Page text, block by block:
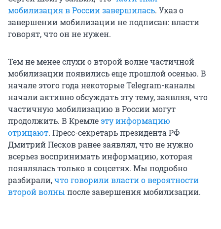
мобилизация в России завершилась. Указ о
завершении мобилизации не подписан: власти
говорят, что он не нужен.
Тем не менее слухи о второй волне частичной
мобилизации появились еще прошлой осенью. В
начале этого года некоторые Telegram-каналы
начали активно обсуждать эту тему, заявляя, что
частичную мобилизацию в России могут
продолжить. В Кремлеэту информацию
отрицают. Пресс-секретарь президента РФ
Дмитрий Песков ранее заявлял, что не нужно
всерьез воспринимать информацию, которая
появлялась только в соцсетях. Мы подробно
разбирали,что говорили власти о вероятности
второй волны после завершения мобилизации.